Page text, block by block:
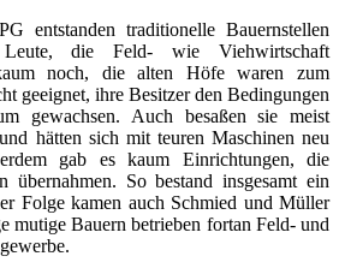
entstanden traditionelle Bauernstellen
die Feld- wie Viehwirtschaft
noch, die alten Höfe waren zum
geeignet, ihre Besitzer den Bedingungen
gewachsen. Auch besaßen sie meist
hätten sich mit teuren Maschinen neu
gab es kaum Einrichtungen, die
übernahmen. So bestand insgesamt ein
Folge kamen auch Schmied und Müller
mutige Bauern betrieben fortan Feld- und